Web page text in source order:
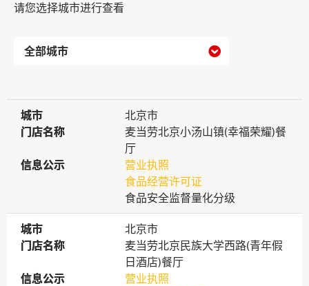
请您选择城市进行查看

城市
城市
北京市
门店名称
门店名称
麦当劳北京小汤山镇(幸福荣耀)餐
厅
信息公示
信息公示
营业执照
食品经营许可证
食品安全监督量化分级
城市
城市
北京市
门店名称
门店名称
麦当劳北京民族大学西路(青年假
日酒店)餐厅
信息公示
信息公示
营业执照